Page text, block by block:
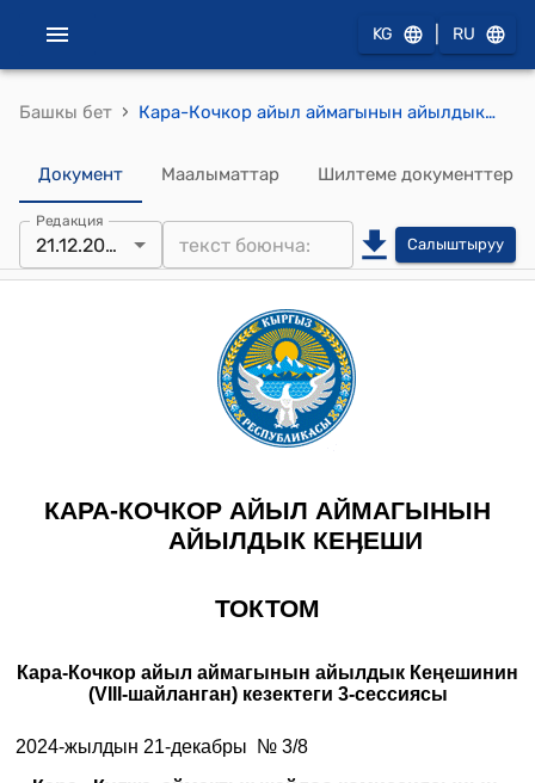
KG RU
Башкы бет › Кара-Кочкор айыл аймагынын айылдык кенешинин 2024-жылдын 21-декабрындагы №3/8 Кара –Кулжа аймактык шайлоо комиссиясынын курамына жана резервине талапкерлерди сунуштоо жөнүндө токтому
Документ Маалыматтар Шилтеме документтер
Редакция
21.12.2024 Салыштыруу